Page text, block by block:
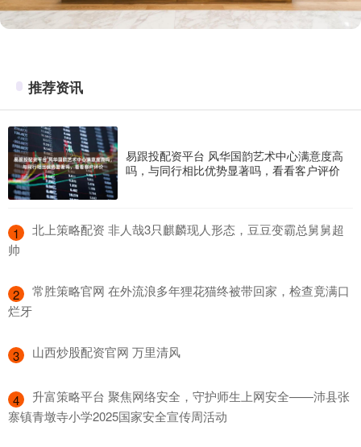
推荐资讯
易跟投配资平台 风华国韵艺术中心满意度高
吗，与同行相比优势显著吗，看看客户评价
1
​北上策略配资 非人哉3只麒麟现人形态，豆豆变霸总舅舅超
帅
2
​常胜策略官网 在外流浪多年狸花猫终被带回家，检查竟满口
烂牙
3 ​山西炒股配资官网 万里清风
4
​升富策略平台 聚焦网络安全，守护师生上网安全——沛县张
寨镇青墩寺小学2025国家安全宣传周活动